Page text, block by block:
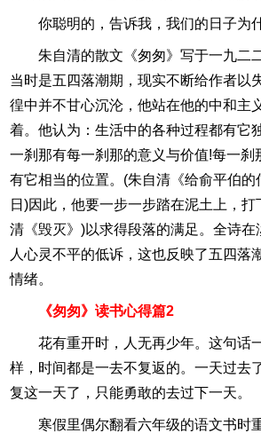
你聪明的，告诉我，我们的日子为
朱自清的散文《匆匆》写于一九二
当时是五四落潮期，现实不断给作者以
徨中并不甘心沉沦，他站在他的中和主
着。他认为：生活中的各种过程都有它
一刹那有每一刹那的意义与价值!每一刹
有它相当的位置。(朱自清《给俞平伯
日)因此，他要一步一步踏在泥土上，打
清《毁灭》)以求得段落的满足。全诗
人心灵不平的低诉，这也反映了五四落
情绪。
《匆匆》读书心得篇2
花有重开时，人无再少年。这句话
样，时间都是一去不复返的。一天过去
复这一天了，只能勇敢的去过下一天。
寒假里偶尔翻看六年级的语文书时